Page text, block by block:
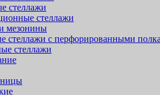
стеллажи
стеллажи
мезонины
стеллажи с перфорированными
стеллажи